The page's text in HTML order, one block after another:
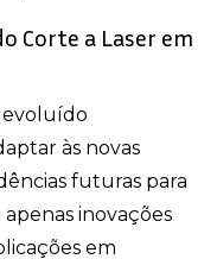
Corte a Laser em
evoluído
às novas
futuras para
inovações
em